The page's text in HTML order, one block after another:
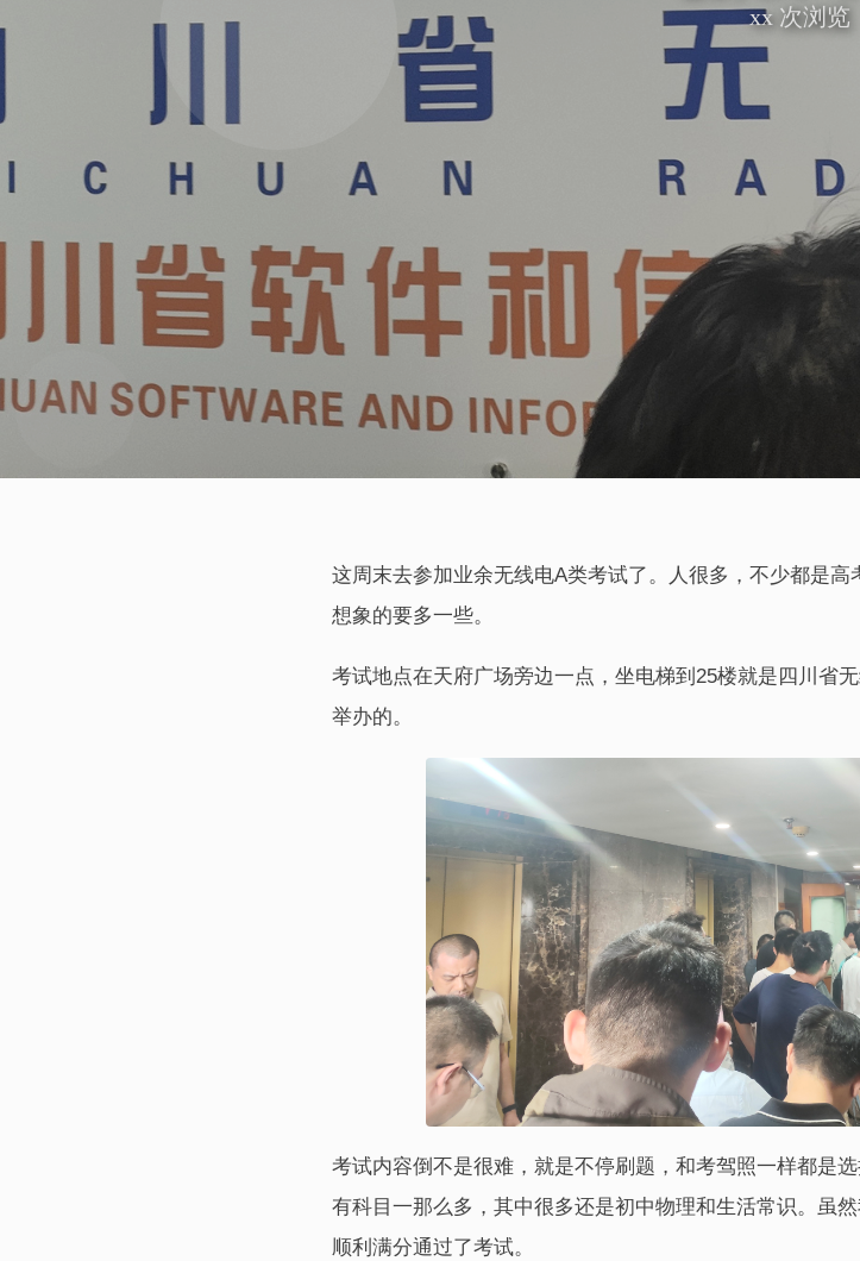
xx次浏览
这周末去参加业余无线电A类考试了。人很多，不少都是
想象的要多一些。
考试地点在天府广场旁边一点，坐电梯到25楼就是四川省
举办的。
考试内容倒不是很难，就是不停刷题，和考驾照一样都是
有科目一那么多，其中很多还是初中物理和生活常识。虽
顺利满分通过了考试。